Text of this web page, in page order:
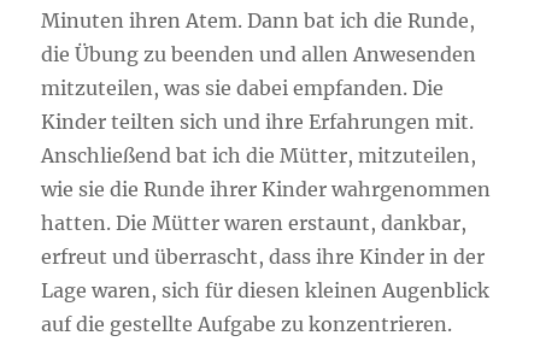
Minuten ihren Atem. Dann bat ich die Runde,
die Übung zu beenden und allen Anwesenden
mitzuteilen, was sie dabei empfanden. Die
Kinder teilten sich und ihre Erfahrungen mit.
Anschließend bat ich die Mütter, mitzuteilen,
wie sie die Runde ihrer Kinder wahrgenommen
hatten. Die Mütter waren erstaunt, dankbar,
erfreut und überrascht, dass ihre Kinder in der
Lage waren, sich für diesen kleinen Augenblick
auf die gestellte Aufgabe zu konzentrieren.